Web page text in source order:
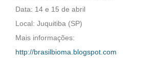
Data: 14 e 15 de abril
Local: Juquitiba (SP)
Mais informações:
http://brasilbioma.blogspot.com